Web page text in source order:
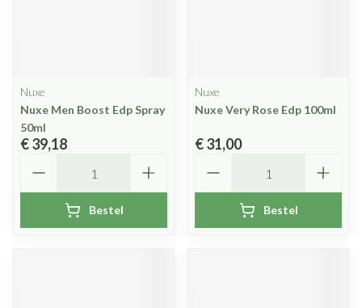
Nuxe
Nuxe Men Boost Edp Spray
50ml
€ 39,18
Bestel
Nuxe
Nuxe Very Rose Edp 100ml
€ 31,00
Bestel